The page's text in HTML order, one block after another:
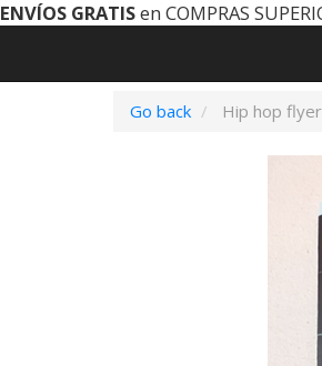
ENVÍOS GRATISen COMPRAS
Go back Hip hop